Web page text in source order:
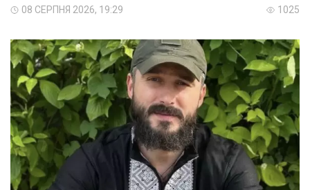
08 СЕРПНЯ 2026, 19:29 1025